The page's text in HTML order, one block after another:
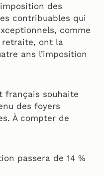
des
contribuables qui
comme
retraite, ont la
ans l’imposition
français souhaite
des foyers
À compter de
passera de 14 %